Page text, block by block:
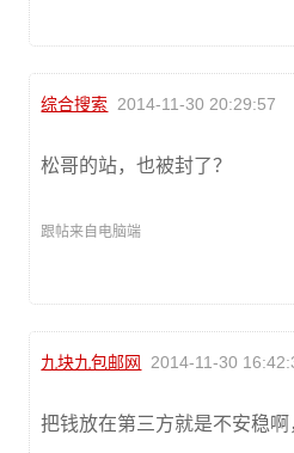
综合搜索 2014-11-30 20:29:57
松哥的站，也被封了？
跟帖来自电脑端
九块九包邮网 2014-11-30
把钱放在第三方就是不安稳